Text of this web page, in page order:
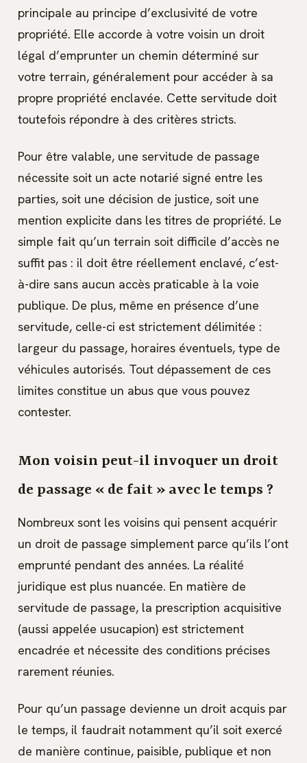
principale au principe d’exclusivité de votre
propriété. Elle accorde à votre voisin un droit
légal d’emprunter un chemin déterminé sur
votre terrain, généralement pour accéder à sa
propre propriété enclavée. Cette servitude doit
toutefois répondre à des critères stricts.
Pour être valable, une servitude de passage
nécessite soit un acte notarié signé entre les
parties, soit une décision de justice, soit une
mention explicite dans les titres de propriété. Le
simple fait qu’un terrain soit difficile d’accès ne
suffit pas : il doit être réellement enclavé, c’est-
à-dire sans aucun accès praticable à la voie
publique. De plus, même en présence d’une
servitude, celle-ci est strictement délimitée :
largeur du passage, horaires éventuels, type de
véhicules autorisés. Tout dépassement de ces
limites constitue un abus que vous pouvez
contester.
Mon voisin peut-il invoquer un droit
de passage « de fait » avec le temps ?
Nombreux sont les voisins qui pensent acquérir
un droit de passage simplement parce qu’ils l’ont
emprunté pendant des années. La réalité
juridique est plus nuancée. En matière de
servitude de passage, la prescription acquisitive
(aussi appelée usucapion) est strictement
encadrée et nécessite des conditions précises
rarement réunies.
Pour qu’un passage devienne un droit acquis par
le temps, il faudrait notamment qu’il soit exercé
de manière continue, paisible, publique et non